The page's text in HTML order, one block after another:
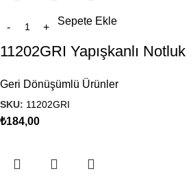
Sepete Ekle
11202GRI Yapışkanlı Notluk
Geri Dönüşümlü Ürünler
SKU: 11202GRI
₺184,00